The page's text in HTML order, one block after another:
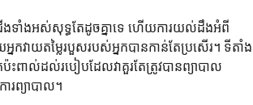
ងទាំងអស់សុទ្ធតែដូចគ្នាទេ ហើយការយល់ដឹងអំពី
អ្នកវាយតម្លៃរបួសរបស់អ្នកបានកាន់តែប្រសើរ។ ទីតាំង
កប៉ះពាល់ដល់របៀបដែលវាគួរតែត្រូវបានព្យាបាល
រព្យាបាល។